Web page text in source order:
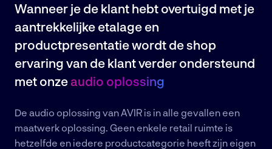
Wanneer je de klant hebt overtuigd met je
aantrekkelijke etalage en
productpresentatie wordt de shop
ervaring van de klant verder ondersteund
met onzeaudio oplossing
De audio oplossing van AVIR is in alle gevallen een
maatwerk oplossing. Geen enkele retail ruimte is
hetzelfde en iedere productcategorie heeft zijn eigen